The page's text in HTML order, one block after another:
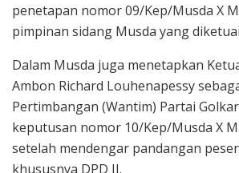
penetapan nomor 09/Kep/Musda X
pimpinan sidang Musda yang
Dalam Musda juga menetapkan
Ambon Richard Louhenapessy
Pertimbangan (Wantim) Partai
keputusan nomor 10/Kep/Musda X
setelah mendengar pandangan
khususnya DPD II.